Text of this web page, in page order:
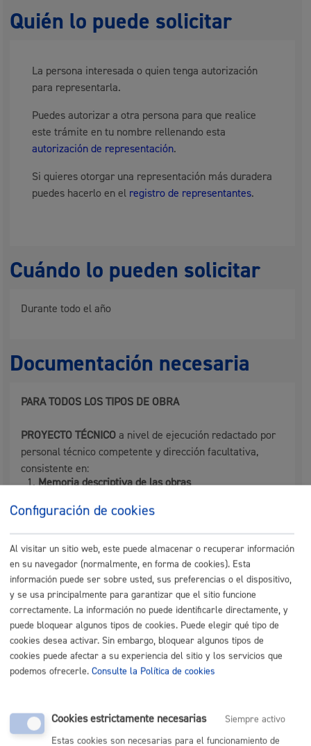
Quién lo puede solicitar
La persona interesada o quien tenga autorización
para representarla.
Puedes autorizar a otra persona para que realice
este trámite en tu nombre rellenando esta
autorización de representación.
Si quieres otorgar una representación más duradera
puedes hacerlo en el registro de representantes.
Cuándo lo pueden solicitar
Durante todo el año
Documentación necesaria
PARA TODOS LOS TIPOS DE OBRA
PROYECTO TÉCNICO a nivel de ejecución redactado por
personal técnico competente y dirección facultativa,
consistente en:
Memoria descriptiva de las obras
Pliego de condiciones
Estudio básico de Seguridad y Salud
Construcción y Demolición (RCD)
Control de calidad
Fotografías.
Planos: Planos detallados del proyecto tantos como
sean necesarios.
Otros documentosPresupuesto detallado de las
obras, redactado por la persona contratista de las
mismas o por el/la técnico/a competente, si la
naturaleza de la obra lo requiere.
En el caso de REHABILITACIÓN DE FACHADA, CUBIERTA
Documentación que justifique el cumplimiento de la
Ordenanza Municipal de Eficiencia Energética en la
edificación. Anexos a justificar: fichas anexo III
Configuración de cookies
Al visitar un sitio web, este puede almacenar o recuperar información
en su navegador (normalmente, en forma de cookies). Esta
información puede ser sobre usted, sus preferencias o el dispositivo,
y se usa principalmente para garantizar que el sitio funcione
correctamente. La información no puede identificarle directamente, y
puede bloquear algunos tipos de cookies. Puede elegir qué tipo de
cookies desea activar. Sin embargo, bloquear algunos tipos de
cookies puede afectar a su experiencia del sitio y los servicios que
podemos ofrecerle. Consulte la Política de cookies
Cookies estrictamente necesarias
Siempre activo
Estas cookies son necesarias para el funcionamiento de